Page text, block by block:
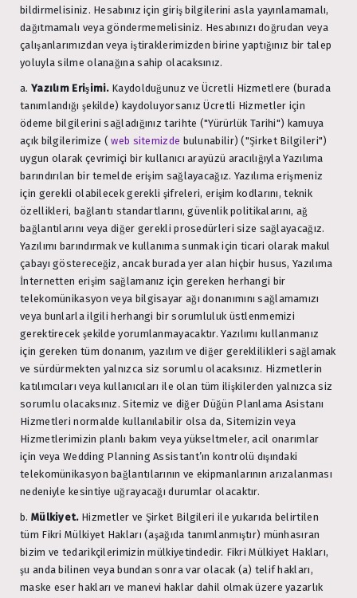
bildirmelisiniz. Hesabınız için giriş bilgilerini asla yayınlamamalı,
dağıtmamalı veya göndermemelisiniz. Hesabınızı doğrudan veya
çalışanlarımızdan veya iştiraklerimizden birine yaptığınız bir talep
yoluyla silme olanağına sahip olacaksınız.
a. Yazılım Erişimi.Kaydolduğunuz ve Ücretli Hizmetlere (burada
tanımlandığı şekilde) kaydoluyorsanız Ücretli Hizmetler için
ödeme bilgilerini sağladığınız tarihte ("Yürürlük Tarihi") kamuya
açık bilgilerimize (web sitemizde bulunabilir) ("Şirket Bilgileri")
uygun olarak çevrimiçi bir kullanıcı arayüzü aracılığıyla Yazılıma
barındırılan bir temelde erişim sağlayacağız. Yazılıma erişmeniz
için gerekli olabilecek gerekli şifreleri, erişim kodlarını, teknik
özellikleri, bağlantı standartlarını, güvenlik politikalarını, ağ
bağlantılarını veya diğer gerekli prosedürleri size sağlayacağız.
Yazılımı barındırmak ve kullanıma sunmak için ticari olarak makul
çabayı göstereceğiz, ancak burada yer alan hiçbir husus, Yazılıma
İnternetten erişim sağlamanız için gereken herhangi bir
telekomünikasyon veya bilgisayar ağı donanımını sağlamamızı
veya bunlarla ilgili herhangi bir sorumluluk üstlenmemizi
gerektirecek şekilde yorumlanmayacaktır. Yazılımı kullanmanız
için gereken tüm donanım, yazılım ve diğer gereklilikleri sağlamak
ve sürdürmekten yalnızca siz sorumlu olacaksınız. Hizmetlerin
katılımcıları veya kullanıcıları ile olan tüm ilişkilerden yalnızca siz
sorumlu olacaksınız. Sitemiz ve diğer Düğün Planlama Asistanı
Hizmetleri normalde kullanılabilir olsa da, Sitemizin veya
Hizmetlerimizin planlı bakım veya yükseltmeler, acil onarımlar
için veya Wedding Planning Assistant’ın kontrolü dışındaki
telekomünikasyon bağlantılarının ve ekipmanlarının arızalanması
nedeniyle kesintiye uğrayacağı durumlar olacaktır.
b. Mülkiyet.Hizmetler ve Şirket Bilgileri ile yukarıda belirtilen
tüm Fikri Mülkiyet Hakları (aşağıda tanımlanmıştır) münhasıran
bizim ve tedarikçilerimizin mülkiyetindedir. Fikri Mülkiyet Hakları,
şu anda bilinen veya bundan sonra var olacak (a) telif hakları,
maske eser hakları ve manevi haklar dahil olmak üzere yazarlık